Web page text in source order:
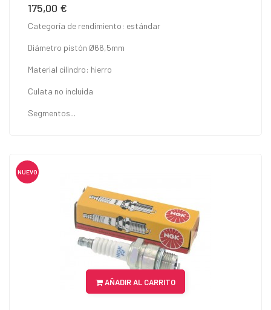
Precio
175,00 €
Categoría de rendimiento: estándar
Diámetro pistón Ø66,5mm
Material cilindro: hierro
Culata no incluida
Segmentos...
NUEVO
AÑADIR AL CARRITO